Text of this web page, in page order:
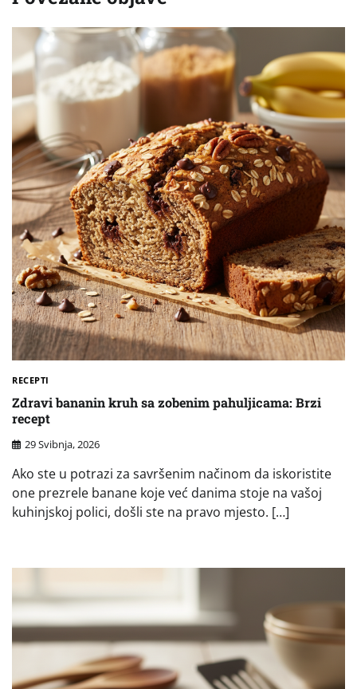
RECEPTI
Zdravi bananin kruh sa zobenim pahuljicama: Brzi
recept
29 Svibnja, 2026
Ako ste u potrazi za savršenim načinom da iskoristite
one prezrele banane koje već danima stoje na vašoj
kuhinjskoj polici, došli ste na pravo mjesto. […]